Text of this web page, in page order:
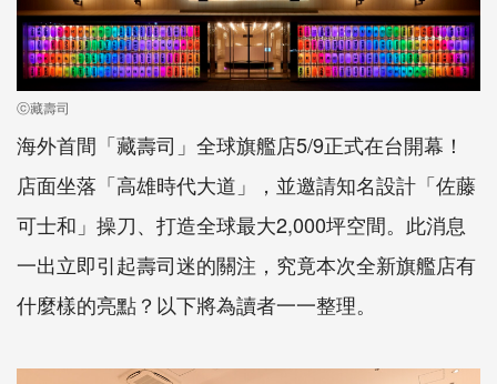
ⓒ藏壽司
海外首間「藏壽司」全球旗艦店5/9正式在台開幕！
店面坐落「高雄時代大道」，並邀請知名設計「佐藤
可士和」操刀、打造全球最大2,000坪空間。此消息
一出立即引起壽司迷的關注，究竟本次全新旗艦店有
什麼樣的亮點？以下將為讀者一一整理。